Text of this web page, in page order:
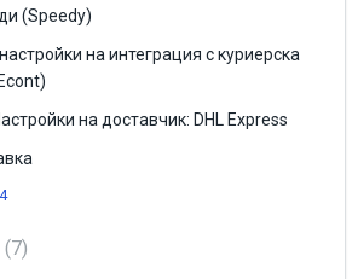
(Speedy)
на интеграция с куриерска
на доставчик: DHL Express
7